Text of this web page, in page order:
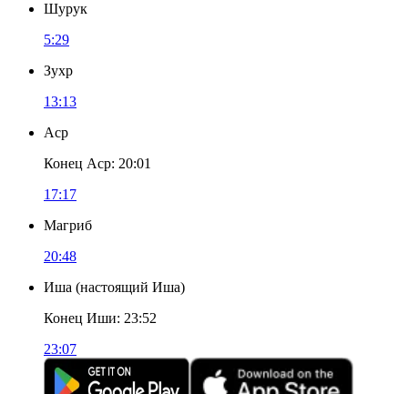
Шурук
5:29
Зухр
13:13
Аср
Конец Аср: 20:01
17:17
Магриб
20:48
Иша (настоящий Иша)
Конец Иши: 23:52
23:07